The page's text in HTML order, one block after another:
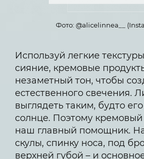
Фото: @alicelinnea__
Используй легкие
сияние, кремовые
незаметный тон, чтобы
естественного свечения.
выглядеть таким, будто
солнце. Поэтому кремовый
наш главный помощник.
скулы, спинку носа, под
верхней губой – и